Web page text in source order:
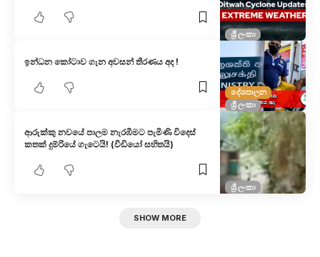
ශ්‍රී ලංකා
දේශපාලන
ශ්‍රී ලංකා
ඉන්ධන කෝටාව ගැන අවසන් තීරණය අද !
ශ්‍රී ලංකා
ආරුක්කු නවයේ පාලම නැරඹීමට පැමිණි විදෙස්
කතක් දුම්රියේ ගැටෙයි! (වීඩියෝ සහිතයි)
SHOW MORE